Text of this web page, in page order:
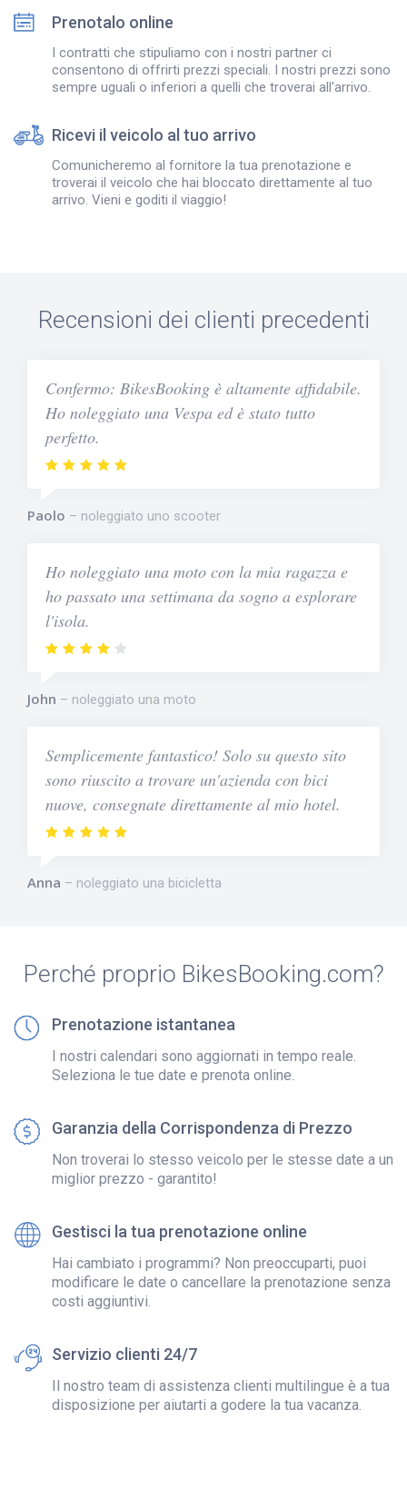
Prenotalo online
I contratti che stipuliamo con i nostri partner ci
consentono di offrirti prezzi speciali. I nostri prezzi sono
sempre uguali o inferiori a quelli che troverai all'arrivo.
Ricevi il veicolo al tuo arrivo
Comunicheremo al fornitore la tua prenotazione e
troverai il veicolo che hai bloccato direttamente al tuo
arrivo. Vieni e goditi il viaggio!
Recensioni dei clienti precedenti
Confermo: BikesBooking è altamente affidabile.
Ho noleggiato una Vespa ed è stato tutto
perfetto.
Paolo noleggiato uno scooter
Ho noleggiato una moto con la mia ragazza e
ho passato una settimana da sogno a esplorare
l'isola.
John noleggiato una moto
Semplicemente fantastico! Solo su questo sito
sono riuscito a trovare un'azienda con bici
nuove, consegnate direttamente al mio hotel.
Anna noleggiato una bicicletta
Perché proprio BikesBooking.com?
Prenotazione istantanea
I nostri calendari sono aggiornati in tempo reale.
Seleziona le tue date e prenota online.
Garanzia della Corrispondenza di Prezzo
Non troverai lo stesso veicolo per le stesse date a un
miglior prezzo - garantito!
Gestisci la tua prenotazione online
Hai cambiato i programmi? Non preoccuparti, puoi
modificare le date o cancellare la prenotazione senza
costi aggiuntivi.
Servizio clienti 24/7
Il nostro team di assistenza clienti multilingue è a tua
disposizione per aiutarti a godere la tua vacanza.